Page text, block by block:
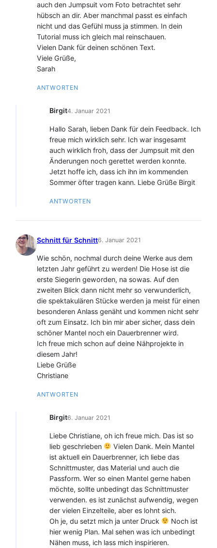
auch den Jumpsuit vom Foto betrachtet sehr
hübsch an dir. Aber manchmal passt es einfach
nicht und das Gefühl muss ja stimmen. In dein
Tutorial muss ich gleich mal reinschauen.
Vielen Dank für deinen schönen Text.
Viele Grüße,
Sarah
ANTWORTEN
Birgit4. Januar 2021
Hallo Sarah, lieben Dank für dein Feedback. Ich
freue mich wirklich sehr. Ich war insgesamt
auch wirklich froh, dass der Jumpsuit mit den
Änderungen noch gerettet werden konnte.
Jetzt hoffe ich, dass ich ihn im kommenden
Sommer öfter tragen kann. Liebe Grüße Birgit
ANTWORTEN
Schnitt für Schnitt6. Januar 2021
Wie schön, nochmal durch deine Werke aus dem
letzten Jahr geführt zu werden! Die Hose ist die
erste Siegerin geworden, na sowas. Auf den
zweiten Blick dann nicht mehr so verwunderlich,
die spektakulären Stücke werden ja meist für einen
besonderen Anlass genäht und kommen nicht sehr
oft zum Einsatz. Ich bin mir aber sicher, dass dein
schöner Mantel noch ein Dauerbrenner wird.
Ich freue mich schon auf deine Nähprojekte in
diesem Jahr!
Liebe Grüße
Christiane
ANTWORTEN
Birgit6. Januar 2021
Liebe Christiane, oh ich freue mich. Das ist so
lieb geschrieben
Vielen Dank. Mein Mantel
ist aktuell ein Dauerbrenner, ich liebe das
Schnittmuster, das Material und auch die
Passform. Wer so einen Mantel gerne haben
möchte, sollte unbedingt das Schnittmuster
verwenden. es ist zunächst aufwendig, wegen
der vielen Einzelteile, aber es lohnt sich.
Oh je, du setzt mich ja unter Druck
Noch ist
hier wenig Plan. Mal sehen was ich unbedingt
Nähen muss, ich lass mich inspirieren.